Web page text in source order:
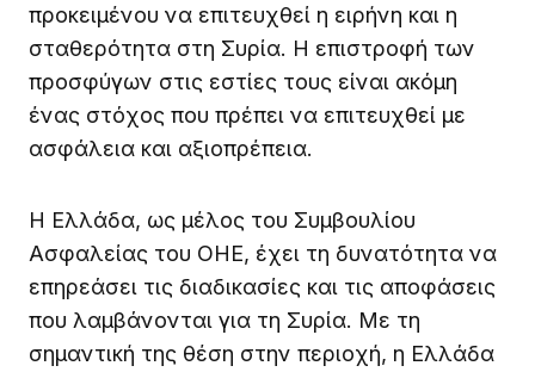
προκειμένου να επιτευχθεί η ειρήνη και η
σταθερότητα στη Συρία. Η επιστροφή των
προσφύγων στις εστίες τους είναι ακόμη
ένας στόχος που πρέπει να επιτευχθεί με
ασφάλεια και αξιοπρέπεια.
Η Ελλάδα, ως μέλος του Συμβουλίου
Ασφαλείας του ΟΗΕ, έχει τη δυνατότητα να
επηρεάσει τις διαδικασίες και τις αποφάσεις
που λαμβάνονται για τη Συρία. Με τη
σημαντική της θέση στην περιοχή, η Ελλάδα